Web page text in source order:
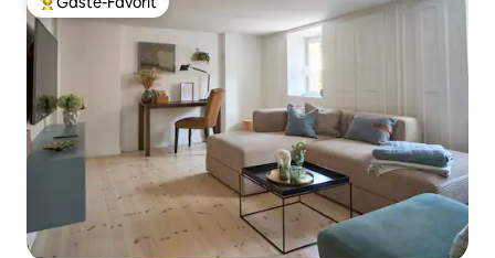
Beliebter Gäste-Favorit.